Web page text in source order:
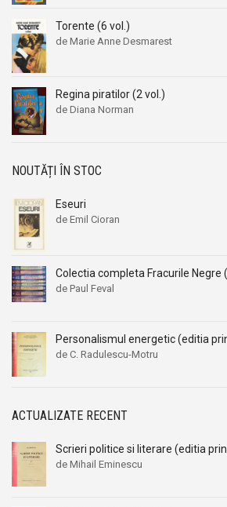
Torente (6 vol.)
de Marie Anne Desmarest
Regina piratilor (2 vol.)
de Diana Norman
NOUTĂȚI ÎN STOC
Eseuri
de Emil Cioran
Colectia completa Fracurile Negre
de Paul Feval
Personalismul energetic (editia
de C. Radulescu-Motru
ACTUALIZATE RECENT
Scrieri politice si literare (editia
de Mihail Eminescu